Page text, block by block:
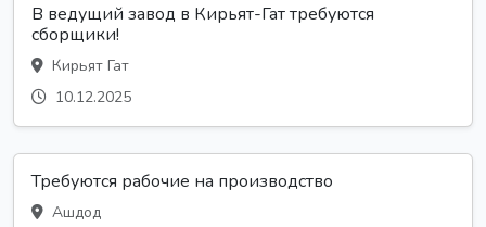
В ведущий завод в Кирьят-Гат требуются
сборщики!
Кирьят Гат
10.12.2025
Требуются рабочие на производство
Ашдод